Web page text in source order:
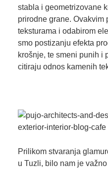
stabla i geometrizovane
prirodne grane. Ovakvim
teksturama i odabirom
smo postizanju efekta
krošnje, te smeni punih i
citiraju odnos kamenih
Prilikom stvaranja
u Tuzli, bilo nam je